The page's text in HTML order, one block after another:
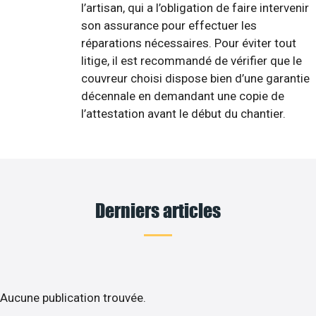
l’artisan, qui a l’obligation de faire intervenir
son assurance pour effectuer les
réparations nécessaires. Pour éviter tout
litige, il est recommandé de vérifier que le
couvreur choisi dispose bien d’une garantie
décennale en demandant une copie de
l’attestation avant le début du chantier.
Derniers articles
Aucune publication trouvée.